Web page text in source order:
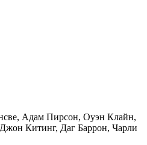
Адам Пирсон, Оуэн Клайн,
Китинг, Даг Баррон, Чарли